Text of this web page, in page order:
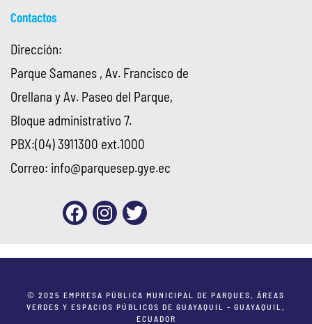
Contactos
Dirección:
Parque Samanes , Av. Francisco de
Orellana y Av. Paseo del Parque,
Bloque administrativo 7.
PBX:(04) 3911300 ext.1000
Correo: info@parquesep.gye.ec
© 2025 EMPRESA PÚBLICA MUNICIPAL DE PARQUES, ÁREAS
VERDES Y ESPACIOS PÚBLICOS DE GUAYAQUIL - GUAYAQUIL,
ECUADOR